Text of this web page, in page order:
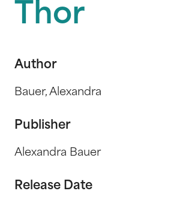
Thor
Author
Bauer, Alexandra
Publisher
Alexandra Bauer
Release Date